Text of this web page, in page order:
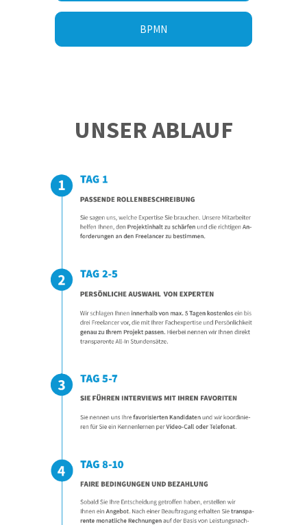
BPMN
UNSER ABLAUF